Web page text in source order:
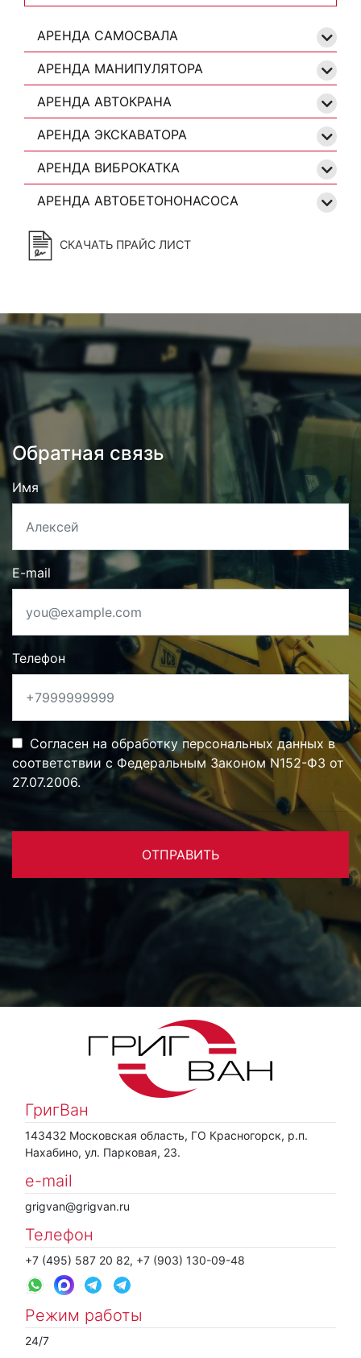
АРЕНДА САМОСВАЛА
АРЕНДА МАНИПУЛЯТОРА
АРЕНДА АВТОКРАНА
АРЕНДА ЭКСКАВАТОРА
АРЕНДА ВИБРОКАТКА
АРЕНДА АВТОБЕТОНОНАСОСА
СКАЧАТЬ ПРАЙС ЛИСТ
Обратная связь
Имя
E-mail
Телефон
Согласен на обработку персональных данных в
соответствии с Федеральным Законом N152-ФЗ от
27.07.2006.
ОТПРАВИТЬ
ГригВан
143432 Московская область, ГО Красногорск, р.п.
Нахабино, ул. Парковая, 23.
e-mail
grigvan@grigvan.ru
Телефон
+7 (495) 587 20 82, +7 (903) 130-09-48
Режим работы
24/7